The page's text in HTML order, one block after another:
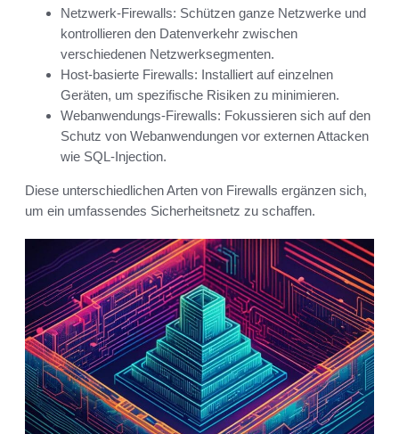
Netzwerk-Firewalls: Schützen ganze Netzwerke und
kontrollieren den Datenverkehr zwischen
verschiedenen Netzwerksegmenten.
Host-basierte Firewalls: Installiert auf einzelnen
Geräten, um spezifische Risiken zu minimieren.
Webanwendungs-Firewalls: Fokussieren sich auf den
Schutz von Webanwendungen vor externen Attacken
wie SQL-Injection.
Diese unterschiedlichen Arten von Firewalls ergänzen sich,
um ein umfassendes Sicherheitsnetz zu schaffen.